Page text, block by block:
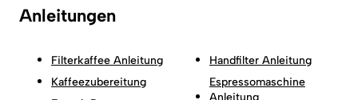
Anleitungen
Filterkaffee Anleitung
Kaffeezubereitung
Handfilter Anleitung
Espressomaschine